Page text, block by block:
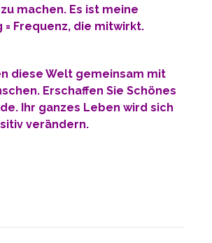
machen. Es ist meine
= Frequenz, die mitwirkt.
diese Welt gemeinsam mit
Erschaffen Sie Schönes
Ihr ganzes Leben wird sich
verändern.